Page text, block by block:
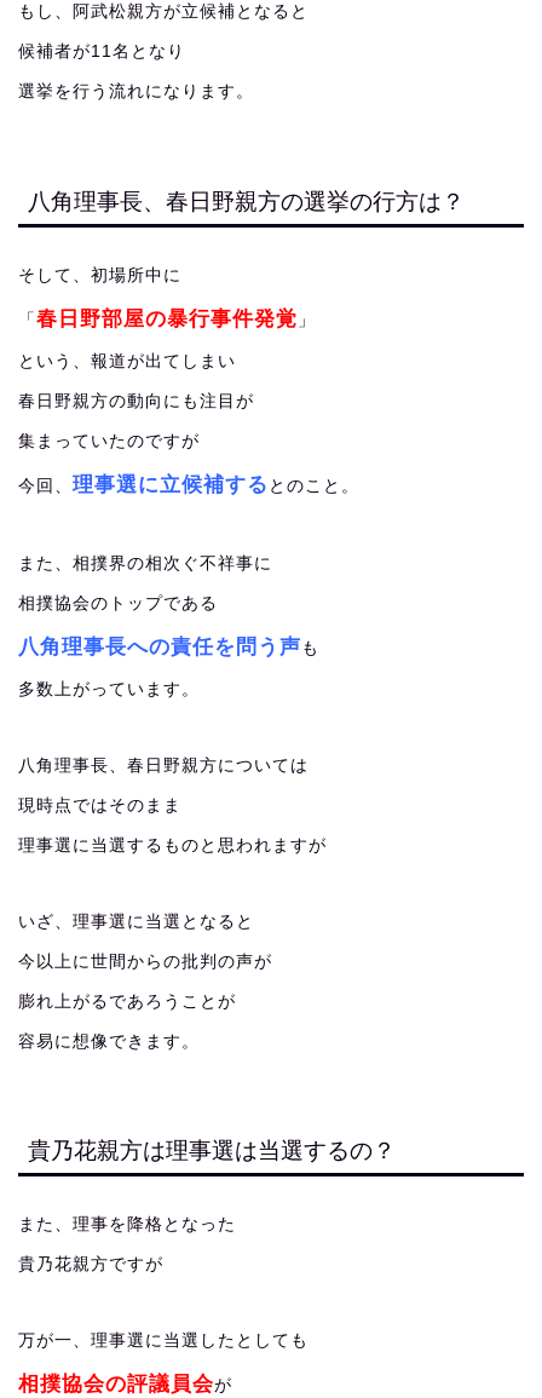
もし、阿武松親方が立候補となると
候補者が11名となり
選挙を行う流れになります。
八角理事長、春日野親方の選挙の行方は？
そして、初場所中に
「 春日野部屋の暴行事件発覚 」
という、報道が出てしまい
春日野親方の動向にも注目が
集まっていたのですが
今回、 理事選に立候補する とのこと。
また、相撲界の相次ぐ不祥事に
相撲協会のトップである
八角理事長への責任を問う声 も
多数上がっています。
八角理事長、春日野親方については
現時点ではそのまま
理事選に当選するものと思われますが
いざ、理事選に当選となると
今以上に世間からの批判の声が
膨れ上がるであろうことが
容易に想像できます。
貴乃花親方は理事選は当選するの？
また、理事を降格となった
貴乃花親方ですが
万が一、理事選に当選したとしても
相撲協会の評議員会が